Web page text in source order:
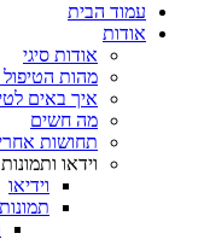
עמוד הבית
אודות
אודות סיגי
מהות הטיפול
איך באים
מה חשים
תחושות
וידאו ותמונות
וידיאו
תמונות